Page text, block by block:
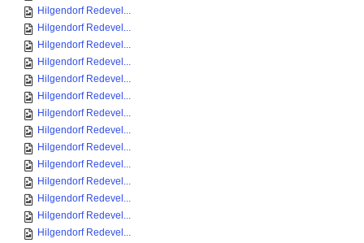
Hilgendorf Redevel...
Hilgendorf Redevel...
Hilgendorf Redevel...
Hilgendorf Redevel...
Hilgendorf Redevel...
Hilgendorf Redevel...
Hilgendorf Redevel...
Hilgendorf Redevel...
Hilgendorf Redevel...
Hilgendorf Redevel...
Hilgendorf Redevel...
Hilgendorf Redevel...
Hilgendorf Redevel...
Hilgendorf Redevel...